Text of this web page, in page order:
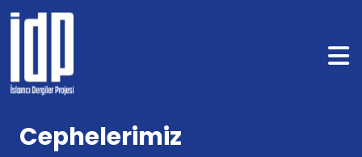
Cephelerimiz